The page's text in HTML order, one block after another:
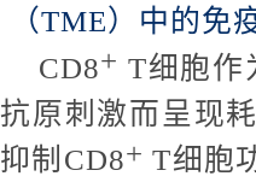
（TME）中的免
CD8+ T细胞作
抗原刺激而呈现
抑制CD8+ T细胞